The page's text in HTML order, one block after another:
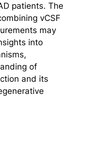
patients. The
vCSF
may
into
of
and its